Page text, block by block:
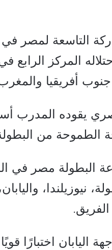
التاسعة لمصر
المركز الرابع
أفريقيا والمغرب
يقوده المدرب
الطموحة من
البطولة مصر في
نيوزيلندا،
الفريق.
اليابان اختبارًا